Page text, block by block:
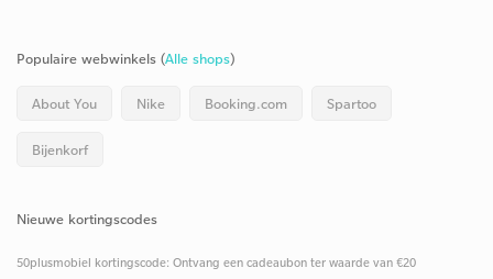
Populaire webwinkels (Alle shops)
About You Nike Booking.com Spartoo
Bijenkorf
Nieuwe kortingscodes
50plusmobiel kortingscode: Ontvang een cadeaubon ter waarde van €20